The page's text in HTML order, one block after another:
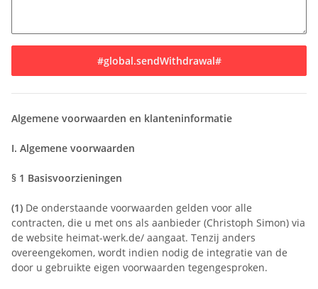
#global.sendWithdrawal#
Algemene voorwaarden en klanteninformatie
I. Algemene voorwaarden
§ 1 Basisvoorzieningen
(1) De onderstaande voorwaarden gelden voor alle
contracten, die u met ons als aanbieder (Christoph Simon) via
de website heimat-werk.de/ aangaat. Tenzij anders
overeengekomen, wordt indien nodig de integratie van de
door u gebruikte eigen voorwaarden tegengesproken.